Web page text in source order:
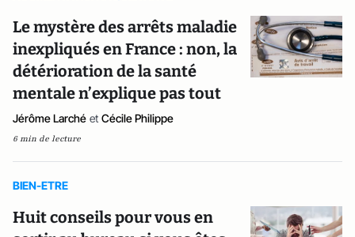
Le mystère des arrêts maladie
inexpliqués en France : non, la
détérioration de la santé
mentale n’explique pas tout
Jérôme Larché et Cécile Philippe
6 min de lecture
BIEN-ETRE
Huit conseils pour vous en